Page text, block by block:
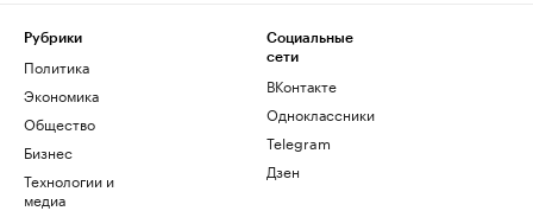
Рубрики
Политика
Экономика
Общество
Бизнес
Технологии и
медиа
Социальные
сети
ВКонтакте
Одноклассники
Telegram
Дзен